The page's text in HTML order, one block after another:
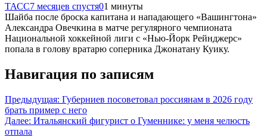
ТАСС7 месяцев спустя01 минуты
Шайба после броска капитана и нападающего «Вашингтона»
Александра Овечкина в матче регулярного чемпионата
Национальной хоккейной лиги с «Нью-Йорк Рейнджерс»
попала в голову вратарю соперника Джонатану Куику.
Навигация по записям
Предыдущая: Губерниев посоветовал россиянам в 2026 году
брать пример с него
Далее: Итальянский фигурист о Гуменнике: у меня челюсть
отпала